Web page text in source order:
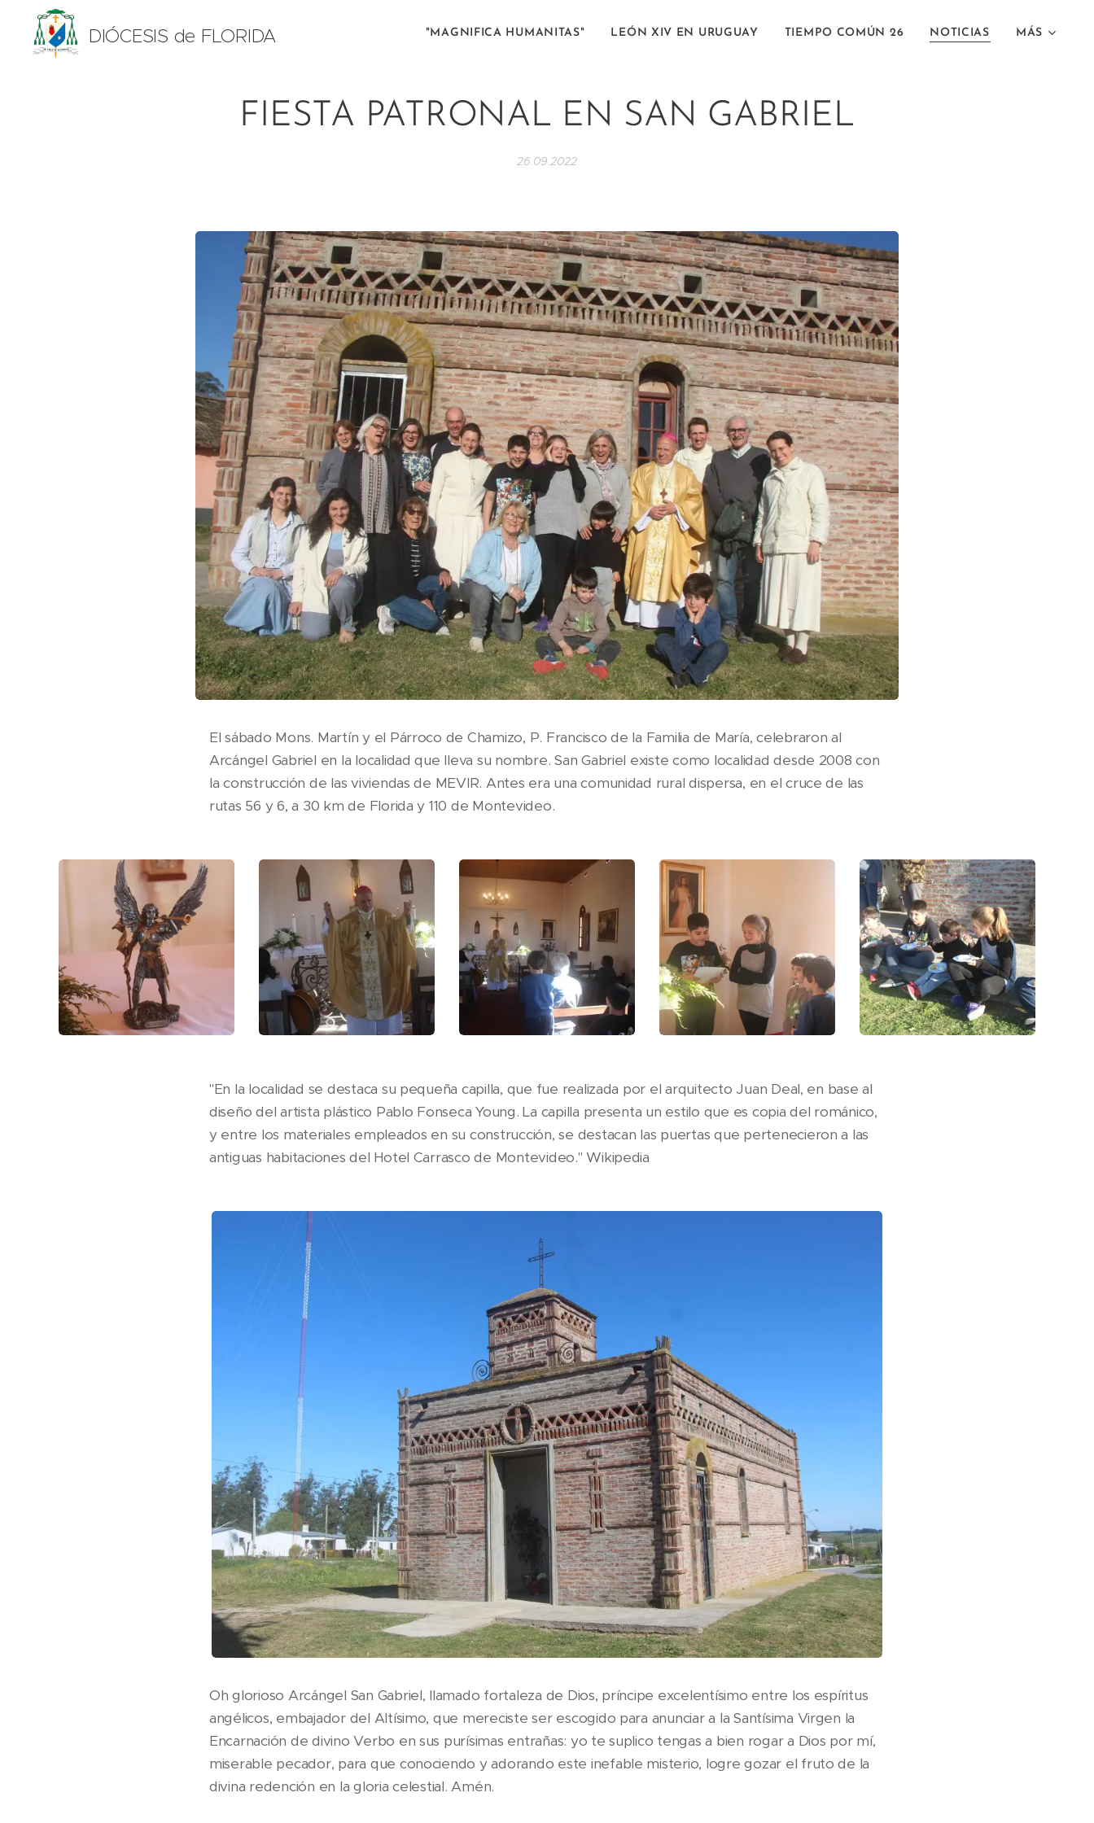
DIÓCESIS de FLORIDA "MAGNIFICA HUMANITAS" LEÓN XIV EN URUGUAY TIEMPO COMÚN 26 NOTICIAS MÁS
FIESTA PATRONAL EN SAN GABRIEL
26.09.2022
El sábado Mons. Martín y el Párroco de Chamizo, P. Francisco de la Familia de María, celebraron al
Arcángel Gabriel en la localidad que lleva su nombre. San Gabriel existe como localidad desde 2008 con
la construcción de las viviendas de MEVIR. Antes era una comunidad rural dispersa, en el cruce de las
rutas 56 y 6, a 30 km de Florida y 110 de Montevideo.
"En la localidad se destaca su pequeña capilla, que fue realizada por el arquitecto Juan Deal, en base al
diseño del artista plástico Pablo Fonseca Young. La capilla presenta un estilo que es copia del románico,
y entre los materiales empleados en su construcción, se destacan las puertas que pertenecieron a las
antiguas habitaciones del Hotel Carrasco de Montevideo." Wikipedia
Oh glorioso Arcángel San Gabriel, llamado fortaleza de Dios, príncipe excelentísimo entre los espíritus
angélicos, embajador del Altísimo, que mereciste ser escogido para anunciar a la Santísima Virgen la
Encarnación de divino Verbo en sus purísimas entrañas: yo te suplico tengas a bien rogar a Dios por mí,
miserable pecador, para que conociendo y adorando este inefable misterio, logre gozar el fruto de la
divina redención en la gloria celestial. Amén.